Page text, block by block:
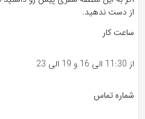
از دست ندهید.
ساعت کار
از 11:30 الی 16 و 19 الی 23
شماره تماس